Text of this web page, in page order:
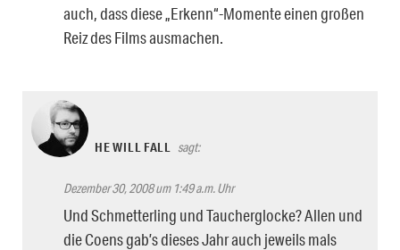
auch, dass diese „Erkenn“-Momente einen großen
Reiz des Films ausmachen.
HE WILL FALL sagt:
Dezember 30, 2008 um 1:49 a.m. Uhr
Und Schmetterling und Taucherglocke? Allen und
die Coens gab’s dieses Jahr auch jeweils mals